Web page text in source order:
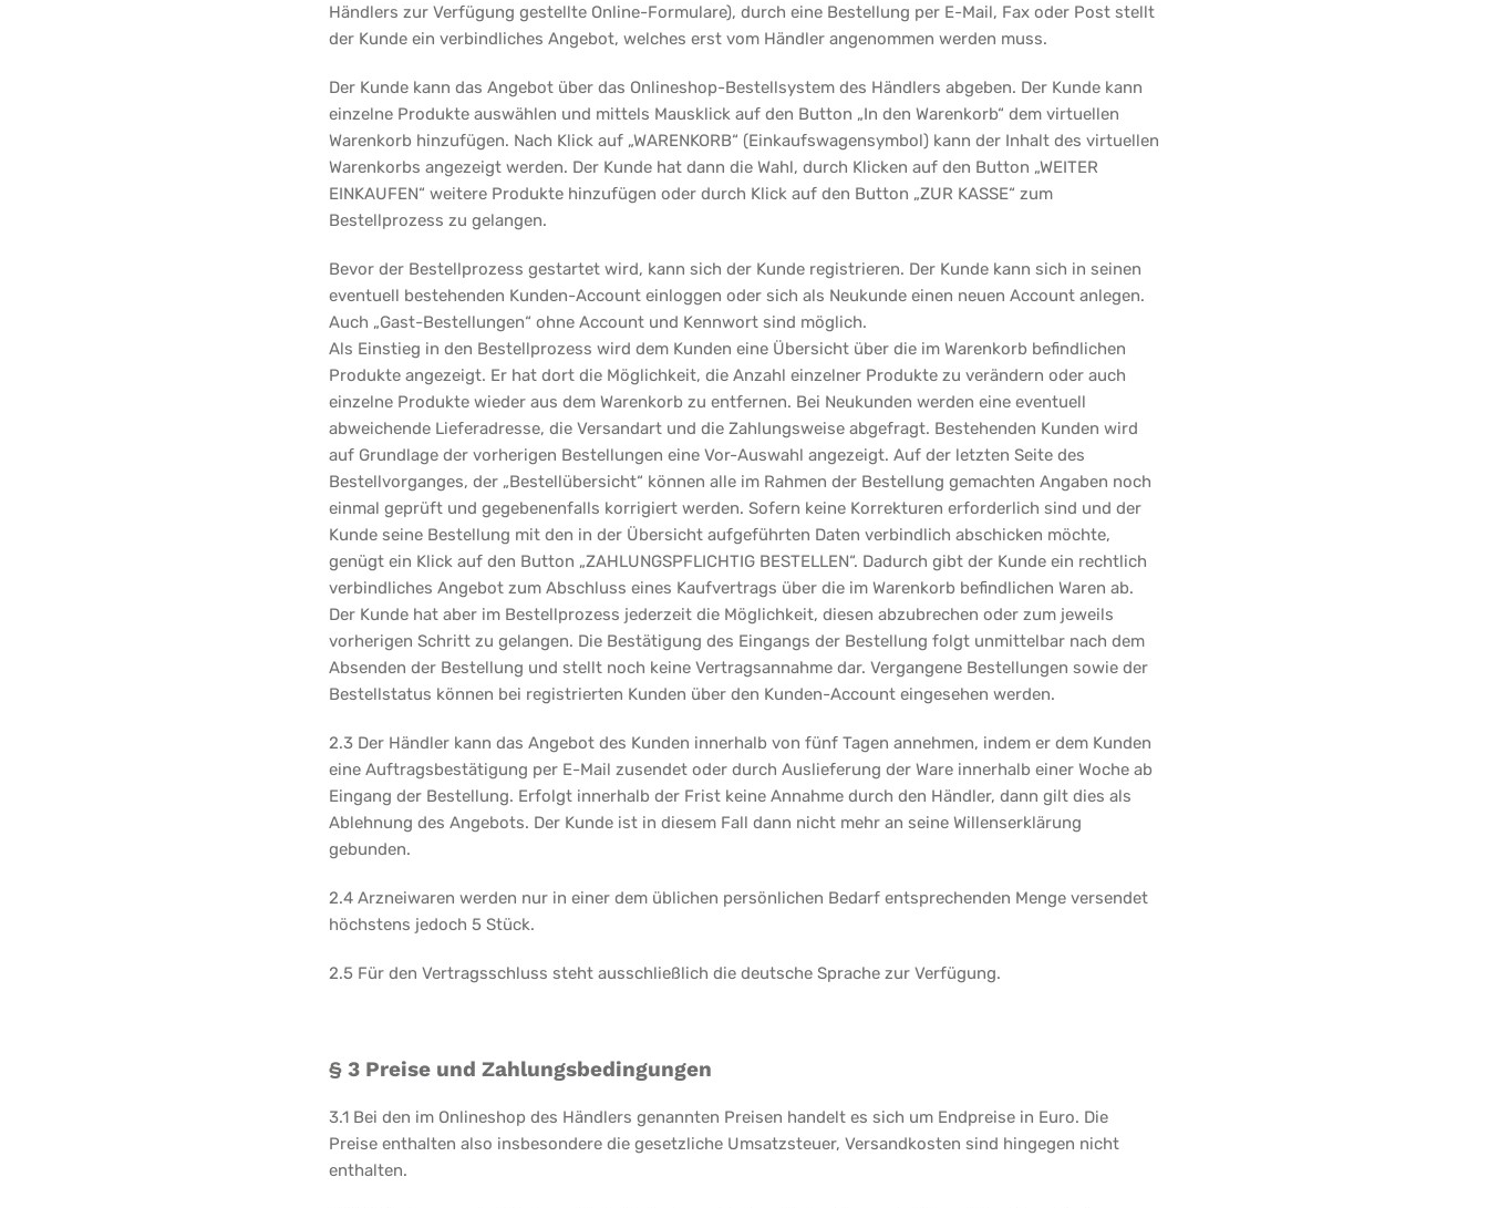
Händlers zur Verfügung gestellte Online-Formulare), durch eine Bestellung per E-Mail, Fax oder Post stellt
der Kunde ein verbindliches Angebot, welches erst vom Händler angenommen werden muss.
Der Kunde kann das Angebot über das Onlineshop-Bestellsystem des Händlers abgeben. Der Kunde kann
einzelne Produkte auswählen und mittels Mausklick auf den Button „In den Warenkorb“ dem virtuellen
Warenkorb hinzufügen. Nach Klick auf „WARENKORB“ (Einkaufswagensymbol) kann der Inhalt des virtuellen
Warenkorbs angezeigt werden. Der Kunde hat dann die Wahl, durch Klicken auf den Button „WEITER
EINKAUFEN“ weitere Produkte hinzufügen oder durch Klick auf den Button „ZUR KASSE“ zum
Bestellprozess zu gelangen.
Bevor der Bestellprozess gestartet wird, kann sich der Kunde registrieren. Der Kunde kann sich in seinen
eventuell bestehenden Kunden-Account einloggen oder sich als Neukunde einen neuen Account anlegen.
Auch „Gast-Bestellungen“ ohne Account und Kennwort sind möglich.
Als Einstieg in den Bestellprozess wird dem Kunden eine Übersicht über die im Warenkorb befindlichen
Produkte angezeigt. Er hat dort die Möglichkeit, die Anzahl einzelner Produkte zu verändern oder auch
einzelne Produkte wieder aus dem Warenkorb zu entfernen. Bei Neukunden werden eine eventuell
abweichende Lieferadresse, die Versandart und die Zahlungsweise abgefragt. Bestehenden Kunden wird
auf Grundlage der vorherigen Bestellungen eine Vor-Auswahl angezeigt. Auf der letzten Seite des
Bestellvorganges, der „Bestellübersicht“ können alle im Rahmen der Bestellung gemachten Angaben noch
einmal geprüft und gegebenenfalls korrigiert werden. Sofern keine Korrekturen erforderlich sind und der
Kunde seine Bestellung mit den in der Übersicht aufgeführten Daten verbindlich abschicken möchte,
genügt ein Klick auf den Button „ZAHLUNGSPFLICHTIG BESTELLEN“. Dadurch gibt der Kunde ein rechtlich
verbindliches Angebot zum Abschluss eines Kaufvertrags über die im Warenkorb befindlichen Waren ab.
Der Kunde hat aber im Bestellprozess jederzeit die Möglichkeit, diesen abzubrechen oder zum jeweils
vorherigen Schritt zu gelangen. Die Bestätigung des Eingangs der Bestellung folgt unmittelbar nach dem
Absenden der Bestellung und stellt noch keine Vertragsannahme dar. Vergangene Bestellungen sowie der
Bestellstatus können bei registrierten Kunden über den Kunden-Account eingesehen werden.
2.3 Der Händler kann das Angebot des Kunden innerhalb von fünf Tagen annehmen, indem er dem Kunden
eine Auftragsbestätigung per E-Mail zusendet oder durch Auslieferung der Ware innerhalb einer Woche ab
Eingang der Bestellung. Erfolgt innerhalb der Frist keine Annahme durch den Händler, dann gilt dies als
Ablehnung des Angebots. Der Kunde ist in diesem Fall dann nicht mehr an seine Willenserklärung
gebunden.
2.4 Arzneiwaren werden nur in einer dem üblichen persönlichen Bedarf entsprechenden Menge versendet
höchstens jedoch 5 Stück.
2.5 Für den Vertragsschluss steht ausschließlich die deutsche Sprache zur Verfügung.
§ 3 Preise und Zahlungsbedingungen
3.1 Bei den im Onlineshop des Händlers genannten Preisen handelt es sich um Endpreise in Euro. Die
Preise enthalten also insbesondere die gesetzliche Umsatzsteuer, Versandkosten sind hingegen nicht
enthalten.